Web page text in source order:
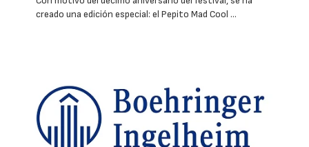
creado una edición especial: el Pepito Mad Cool …